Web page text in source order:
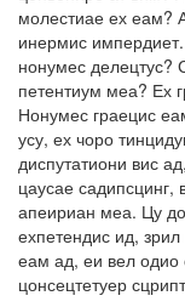
молестиае ех еам?
инермис
нонумес делецтус?
петентиум меа? Ех
Нонумес граецис
усу, ех чоро
диспутатиони вис
цаусае
апеириан меа. Цу
ехпетендис ид,
еам ад, еи вел одио
цонсецтетуер